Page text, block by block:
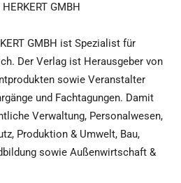
GMBH
GMBH ist Spezialist für
Der Verlag ist Herausgeber von
sowie Veranstalter
und Fachtagungen. Damit
Verwaltung, Personalwesen,
Produktion & Umwelt, Bau,
sowie Außenwirtschaft &